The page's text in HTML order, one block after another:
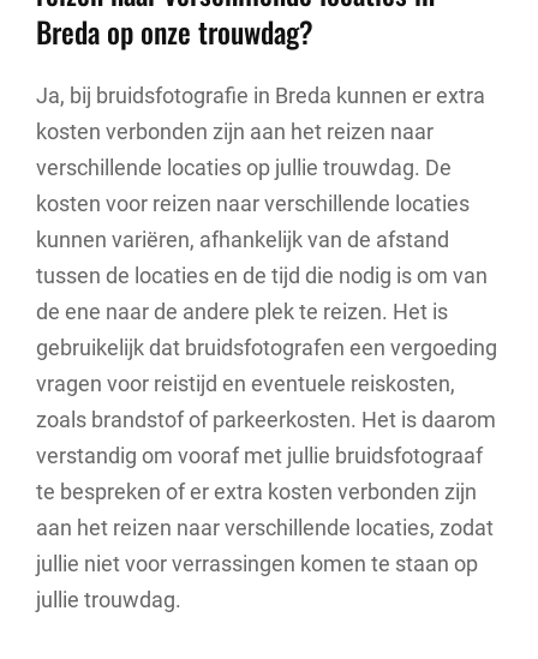
Breda op onze trouwdag?
Ja, bij bruidsfotografie in Breda kunnen er extra
kosten verbonden zijn aan het reizen naar
verschillende locaties op jullie trouwdag. De
kosten voor reizen naar verschillende locaties
kunnen variëren, afhankelijk van de afstand
tussen de locaties en de tijd die nodig is om van
de ene naar de andere plek te reizen. Het is
gebruikelijk dat bruidsfotografen een vergoeding
vragen voor reistijd en eventuele reiskosten,
zoals brandstof of parkeerkosten. Het is daarom
verstandig om vooraf met jullie bruidsfotograaf
te bespreken of er extra kosten verbonden zijn
aan het reizen naar verschillende locaties, zodat
jullie niet voor verrassingen komen te staan op
jullie trouwdag.